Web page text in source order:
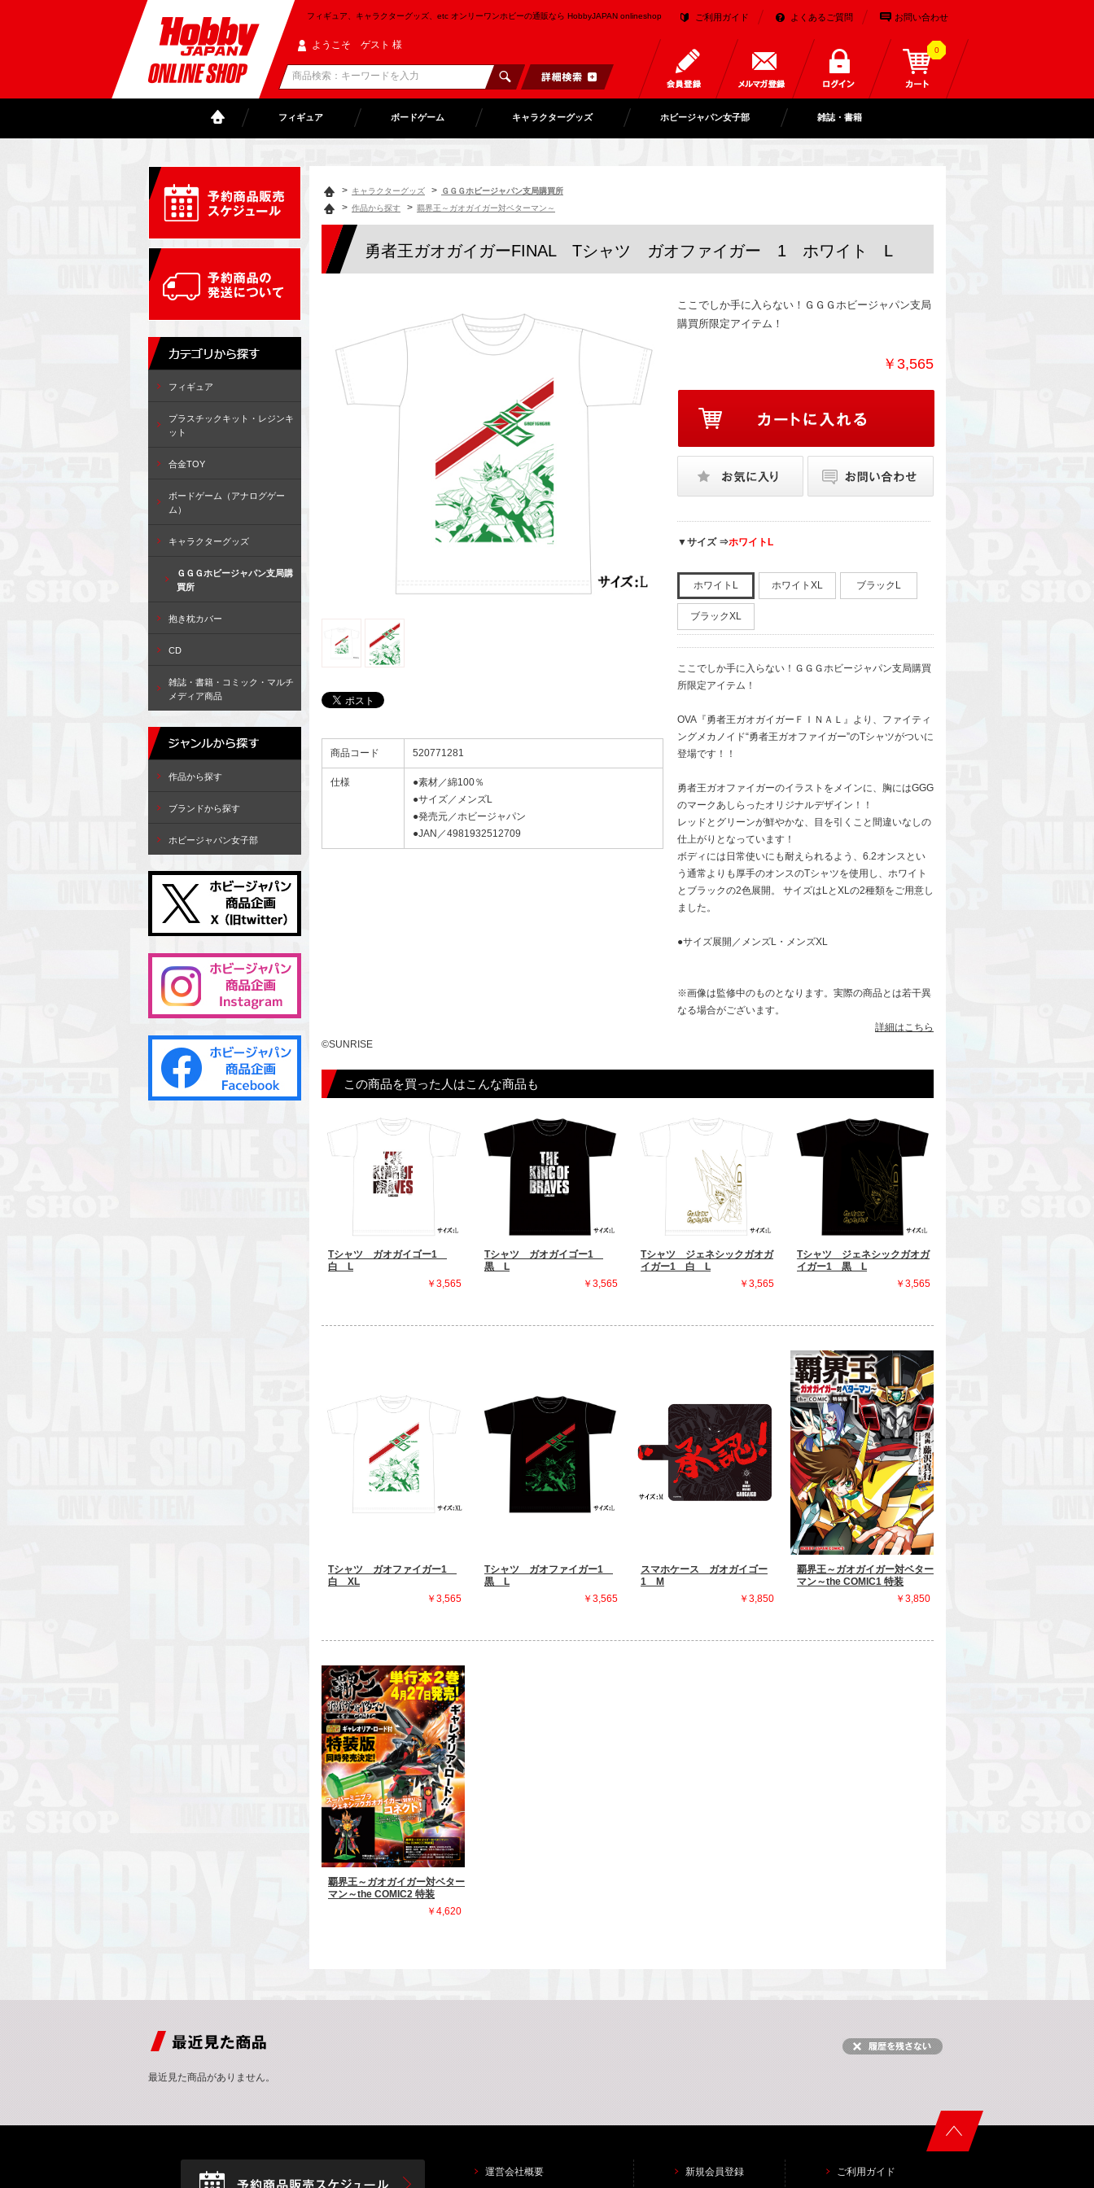
フィギュア、キャラクターグッズ、etc オンリーワンホビーの通販なら HobbyJAPAN onlineshop ご利用ガイド よくあるご質問 お問い合わせ
ようこそ ゲスト 様 0
フィギュア ボードゲーム キャラクターグッズ ホビージャパン女子部 雑誌・書籍
> キャラクターグッズ > ＧＧＧホビージャパン支局購買所
> 作品から探す > 覇界王～ガオガイガー対ベターマン～
勇者王ガオガイガーFINAL Tシャツ ガオファイガー 1 ホワイト L
商品コード 520771281
仕様
●素材／綿100％
●サイズ／メンズL
●発売元／ホビージャパン
●JAN／4981932512709
ここでしか手に入らない！ＧＧＧホビージャパン支局
購買所限定アイテム！
￥3,565
▼サイズ ⇒ホワイトL
ホワイトL ホワイトXL ブラックL
ブラックXL
ここでしか手に入らない！ＧＧＧホビージャパン支局購買
所限定アイテム！
OVA『勇者王ガオガイガーＦＩＮＡＬ』より、ファイティ
ングメカノイド“勇者王ガオファイガー”のTシャツがついに
登場です！！
勇者王ガオファイガーのイラストをメインに、胸にはGGG
のマークあしらったオリジナルデザイン！！
レッドとグリーンが鮮やかな、目を引くこと間違いなしの
仕上がりとなっています！
ボディには日常使いにも耐えられるよう、6.2オンスとい
う通常よりも厚手のオンスのTシャツを使用し、ホワイト
とブラックの2色展開。 サイズはLとXLの2種類をご用意し
ました。
●サイズ展開／メンズL・メンズXL
※画像は監修中のものとなります。実際の商品とは若干異
なる場合がございます。
詳細はこちら
©SUNRISE
この商品を買った人はこんな商品も
Tシャツ ガオガイゴー1
白 L
￥3,565
Tシャツ ガオガイゴー1
黒 L
￥3,565
Tシャツ ジェネシックガオガ
イガー1 白 L
￥3,565
Tシャツ ジェネシックガオガ
イガー1 黒 L
￥3,565
Tシャツ ガオファイガー1
白 XL
￥3,565
Tシャツ ガオファイガー1
黒 L
￥3,565
スマホケース ガオガイゴー
1 M
￥3,850
覇界王～ガオガイガー対ベター
マン～the COMIC1 特装
￥3,850
覇界王～ガオガイガー対ベター
マン～the COMIC2 特装
￥4,620
フィギュア
プラスチックキット・レジンキ
ット
合金TOY
ボードゲーム（アナログゲー
ム）
キャラクターグッズ
ＧＧＧホビージャパン支局購
買所
抱き枕カバー
CD
雑誌・書籍・コミック・マルチ
メディア商品
作品から探す
ブランドから探す
ホビージャパン女子部
最近見た商品がありません。
運営会社概要 新規会員登録 ご利用ガイド